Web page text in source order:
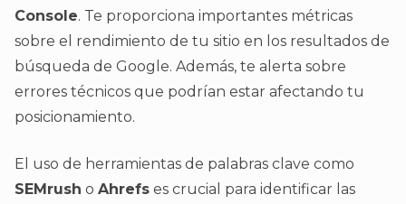
Console. Te proporciona importantes métricas
sobre el rendimiento de tu sitio en los resultados de
búsqueda de Google. Además, te alerta sobre
errores técnicos que podrían estar afectando tu
posicionamiento.
El uso de herramientas de palabras clave como
SEMrush o Ahrefs es crucial para identificar las